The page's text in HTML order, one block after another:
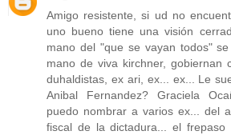
Amigo resistente, si ud no
uno bueno tiene una visión
mano del "que se vayan todos"
mano de viva kirchner, gobiernan
duhaldistas, ex ari, ex... ex... Le
Anibal Fernandez? Graciela
puedo nombrar a varios ex... del
fiscal de la dictadura... el frepaso